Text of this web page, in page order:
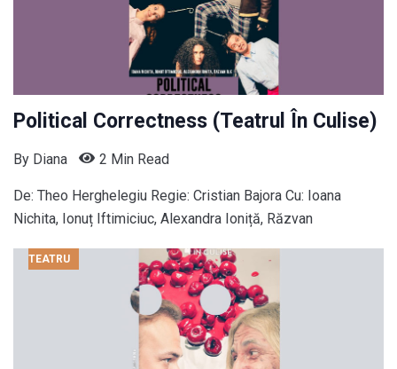
Political Correctness (Teatrul În Culise)
By Diana 2 Min Read
De: Theo Herghelegiu Regie: Cristian Bajora Cu: Ioana
Nichita, Ionuț Iftimiciuc, Alexandra Ioniță, Răzvan
TEATRU